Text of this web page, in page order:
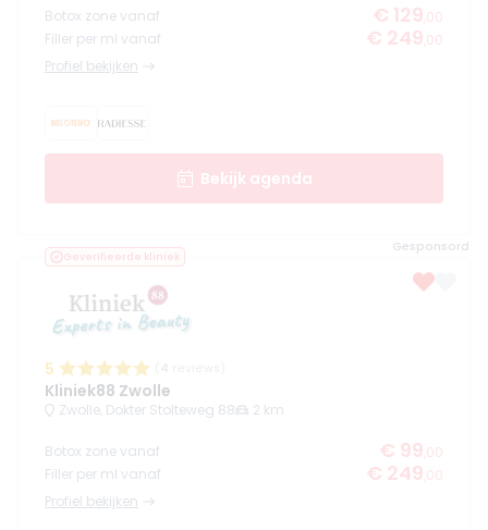
Botox zone vanaf € 129 ,00
Filler per ml vanaf
€ 249 ,00
Profiel bekijken
Bekijk agenda
Gesponsord
Geverifieerde kliniek
5
Kliniek88 Zwolle
Zwolle, Dokter Stolteweg 88 2 km
Botox zone vanaf € 99 ,00
Filler per ml vanaf
€ 249 ,00
Profiel bekijken